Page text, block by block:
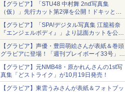
【グラビア】「STU48 中村舞 2nd写真集
（仮）」先行カット第2弾を公開！ドキッとす
るランジェリーカットなど新たな挑戦
【グラビア】「SPA!デジタル写真集 江籠裕奈
『エンジェルボディ』」より誌面カットを公
開！
【グラビア】声優・豊田萌絵さんが表紙＆巻頭
グラビアに登場！「週刊プレイボーイ33号」本
日発売
【グラビア】元NMB48・原かれんさんの1st写
真集「どストライク」が10月19日発売！
【グラビア】東雲うみさんが表紙＆フォトブッ